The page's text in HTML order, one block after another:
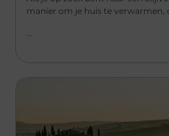
manier om je huis te verwarmen,
...